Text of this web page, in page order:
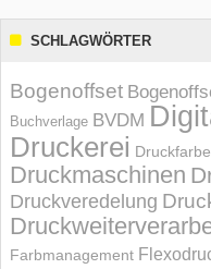
SCHLAGWÖRTER
Bogenoffset
Buchverlage BVDM
Druckerei Druckfarbe
Druckmaschinen
Druckveredelung
Farbmanagement